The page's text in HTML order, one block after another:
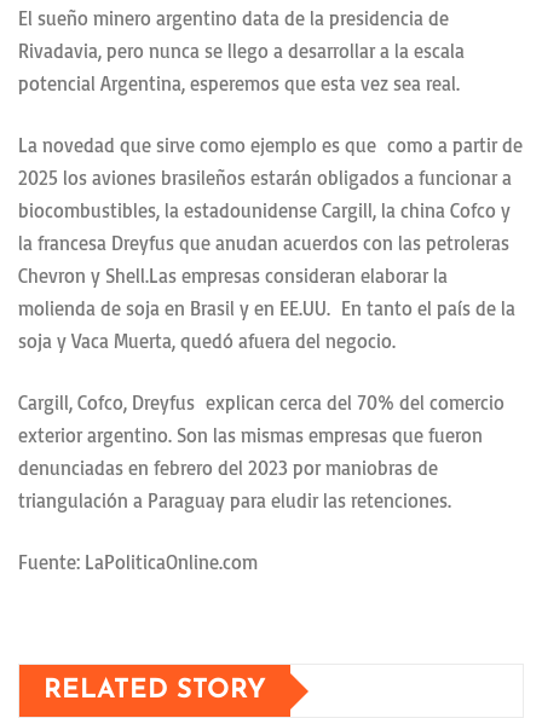
El sueño minero argentino data de la presidencia de
Rivadavia, pero nunca se llego a desarrollar a la escala
potencial Argentina, esperemos que esta vez sea real.
La novedad que sirve como ejemplo es que como a partir de
2025 los aviones brasileños estarán obligados a funcionar a
biocombustibles, la estadounidense Cargill, la china Cofco y
la francesa Dreyfus que anudan acuerdos con las petroleras
Chevron y Shell.Las empresas consideran elaborar la
molienda de soja en Brasil y en EE.UU. En tanto el país de la
soja y Vaca Muerta, quedó afuera del negocio.
Cargill, Cofco, Dreyfus explican cerca del 70% del comercio
exterior argentino. Son las mismas empresas que fueron
denunciadas en febrero del 2023 por maniobras de
triangulación a Paraguay para eludir las retenciones.
Fuente: LaPoliticaOnline.com
RELATED STORY